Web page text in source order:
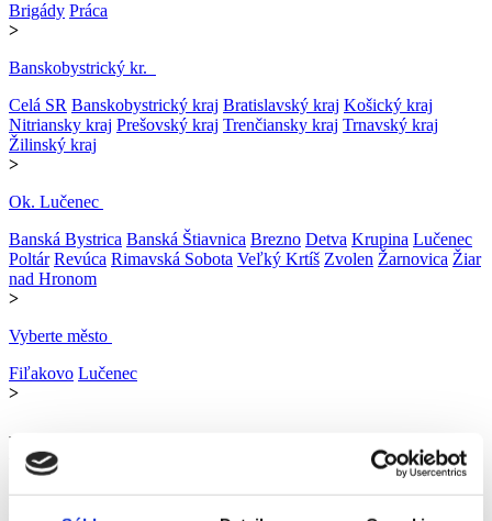
Brigády Práca
>
Banskobystrický kr.
Celá SR Banskobystrický kraj Bratislavský kraj Košický kraj
Nitriansky kraj Prešovský kraj Trenčiansky kraj Trnavský kraj
Žilinský kraj
>
Ok. Lučenec
Banská Bystrica Banská Štiavnica Brezno Detva Krupina Lučenec
Poltár Revúca Rimavská Sobota Veľký Krtíš Zvolen Žarnovica Žiar
nad Hronom
>
Vyberte město
Fiľakovo Lučenec
>
Brigády okres ponúk brigád
upresniť vyhľadávanie